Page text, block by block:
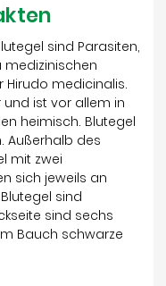
sind Parasiten,
medizinischen
Hirudo medicinalis.
und ist vor allem in
heimisch. Blutegel
Außerhalb des
mit zwei
sich jeweils an
sind
sind sechs
Bauch schwarze